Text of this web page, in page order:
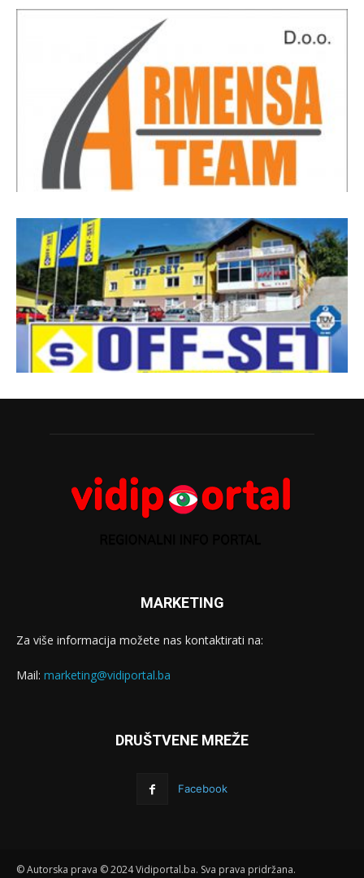
MARKETING
Za više informacija možete nas kontaktirati na:
Mail: marketing@vidiportal.ba
DRUŠTVENE MREŽE
Facebook
© Autorska prava © 2024 Vidiportal.ba. Sva prava pridržana.